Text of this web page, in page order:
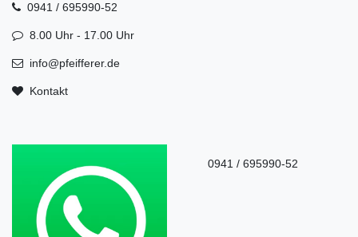
0941 / 695990-52
8.00 Uhr - 17.00 Uhr
info@pfeifferer.de
Kontakt
0941 / 695990-52